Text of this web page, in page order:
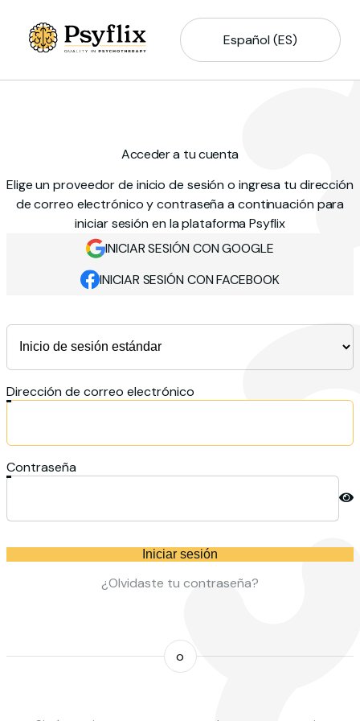
Español (ES)
Acceder a tu cuenta
Elige un proveedor de inicio de sesión o ingresa tu dirección
de correo electrónico y contraseña a continuación para
iniciar sesión en la plataforma Psyflix
INICIAR SESIÓN CON GOOGLE
INICIAR SESIÓN CON FACEBOOK
Dirección de correo electrónico
Contraseña
Iniciar sesión
¿Olvidaste tu contraseña?
o